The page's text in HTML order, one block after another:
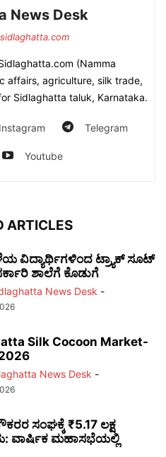
News Desk
(Namma
affairs, agriculture, silk trade,
Sidlaghatta taluk, Karnataka.
Instagram Telegram
Youtube
ARTICLES
ವಿದ್ಯಾರ್ಥಿಗಳಿಂದ ಟ್ರ್ಯಾಕ್‌ ಸೂಟ್
ಶಾಲೆಗೆ ಕೊಡುಗೆ
News Desk -
Silk Cocoon Market-
News Desk -
ಸಂಘಕ್ಕೆ ₹5.17 ಲಕ್ಷ
ವಾರ್ಷಿಕ ಮಹಾಸಭೆಯಲ್ಲಿ